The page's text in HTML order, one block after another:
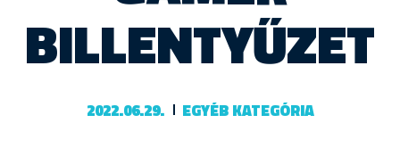
BILLENTYŰZET
2022.06.29. EGYÉB KATEGÓRIA